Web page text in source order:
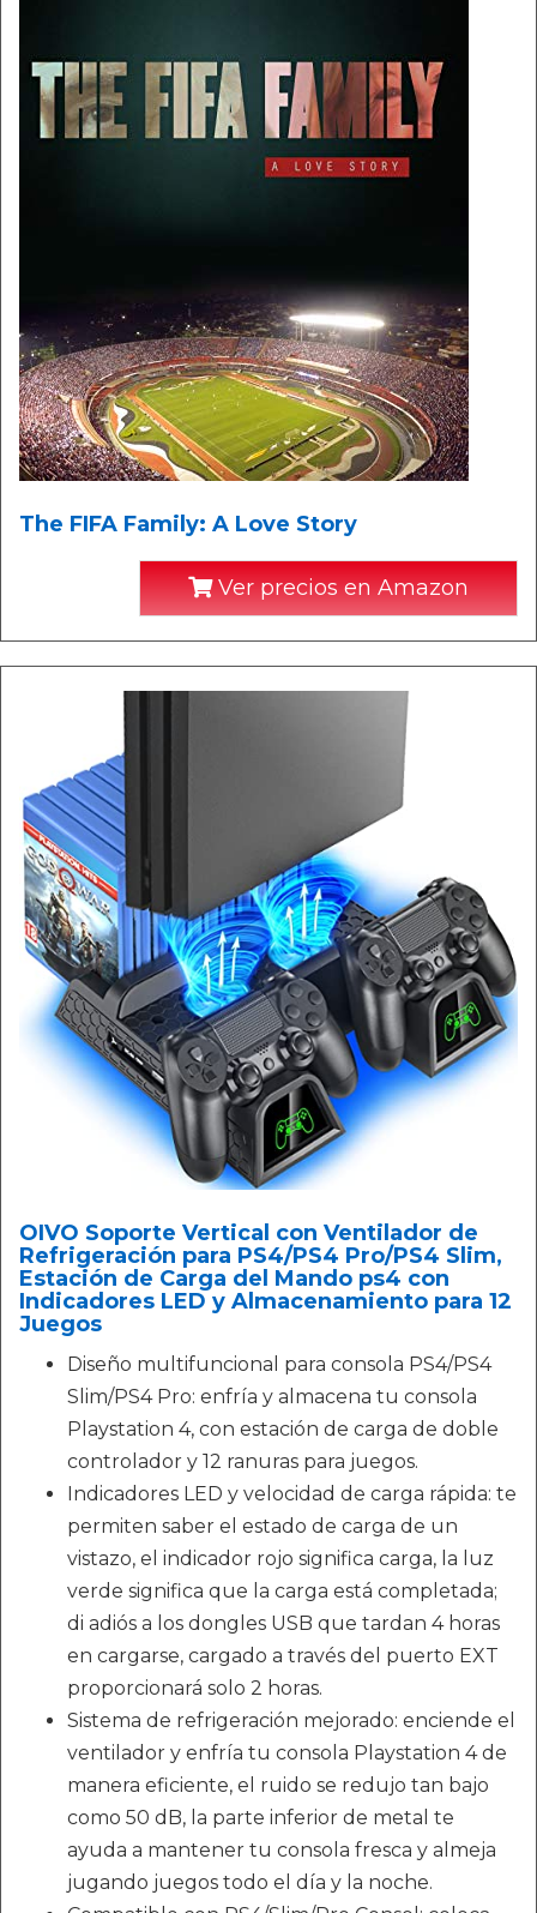
The FIFA Family: A Love Story
Ver precios en Amazon
OIVO Soporte Vertical con Ventilador de
Refrigeración para PS4/PS4 Pro/PS4 Slim,
Estación de Carga del Mando ps4 con
Indicadores LED y Almacenamiento para 12
Juegos
Diseño multifuncional para consola PS4/PS4
Slim/PS4 Pro: enfría y almacena tu consola
Playstation 4, con estación de carga de doble
controlador y 12 ranuras para juegos.
Indicadores LED y velocidad de carga rápida: te
permiten saber el estado de carga de un
vistazo, el indicador rojo significa carga, la luz
verde significa que la carga está completada;
di adiós a los dongles USB que tardan 4 horas
en cargarse, cargado a través del puerto EXT
proporcionará solo 2 horas.
Sistema de refrigeración mejorado: enciende el
ventilador y enfría tu consola Playstation 4 de
manera eficiente, el ruido se redujo tan bajo
como 50 dB, la parte inferior de metal te
ayuda a mantener tu consola fresca y almeja
jugando juegos todo el día y la noche.